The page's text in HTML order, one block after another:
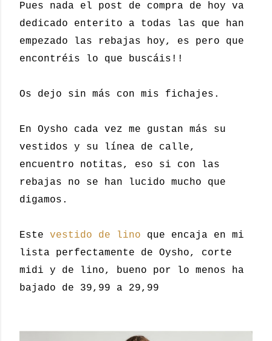
Pues nada el post de compra de hoy va
dedicado enterito a todas las que han
empezado las rebajas hoy, es pero que
encontréis lo que buscáis!!
Os dejo sin más con mis fichajes.
En Oysho cada vez me gustan más su
vestidos y su línea de calle,
encuentro notitas, eso si con las
rebajas no se han lucido mucho que
digamos.
Este vestido de lino que encaja en mi
lista perfectamente de Oysho, corte
midi y de lino, bueno por lo menos ha
bajado de 39,99 a 29,99